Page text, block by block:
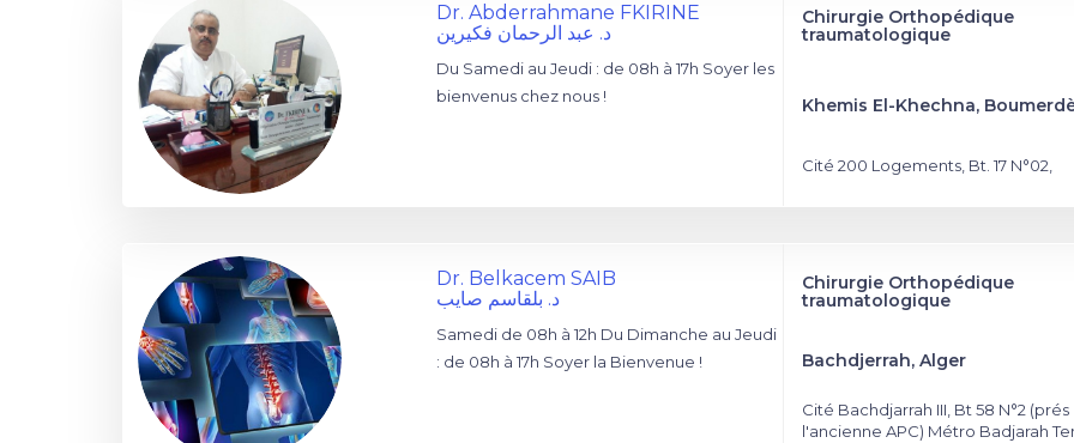
Dr. Abderrahmane FKIRINE
د. عبد الرحمان فكيرين
Du Samedi au Jeudi : de 08h à 17h Soyer les
bienvenus chez nous !
Chirurgie Orthopédique
traumatologique
Khemis El-Khechna,
Cité 200 Logements, Bt. 17 N°02,
Dr. Belkacem SAIB
د. بلقاسم صايب
Samedi de 08h à 12h Du Dimanche au Jeudi
: de 08h à 17h Soyer la Bienvenue !
Chirurgie Orthopédique
traumatologique
Bachdjerrah, Alger
Cité Bachdjarrah III, Bt 58 N°2 (prés
l'ancienne APC) Métro Badjarah